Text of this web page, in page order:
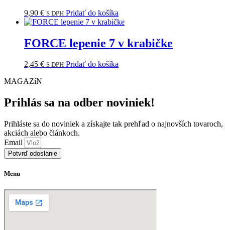
9,90 € S DPH Pridať do košíka
FORCE lepenie 7 v krabičke
2,45 € S DPH Pridať do košíka
MAGAZíN
Prihlás sa na odber noviniek!
Prihláste sa do noviniek a získajte tak prehľad o najnovších tovaroch,
akciách alebo článkoch.
Email
Potvrď odoslanie
Menu